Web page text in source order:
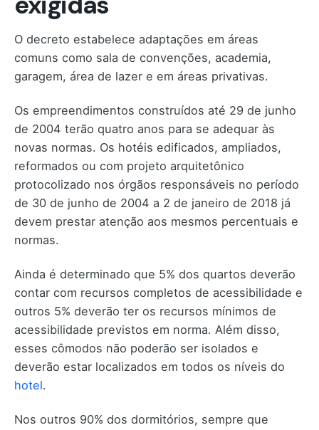
O decreto estabelece adaptações em áreas
comuns como sala de convenções, academia,
garagem, área de lazer e em áreas privativas.
Os empreendimentos construídos até 29 de junho
de 2004 terão quatro anos para se adequar às
novas normas. Os hotéis edificados, ampliados,
reformados ou com projeto arquitetônico
protocolizado nos órgãos responsáveis no período
de 30 de junho de 2004 a 2 de janeiro de 2018 já
devem prestar atenção aos mesmos percentuais e
normas.
Ainda é determinado que 5% dos quartos deverão
contar com recursos completos de acessibilidade e
outros 5% deverão ter os recursos mínimos de
acessibilidade previstos em norma. Além disso,
esses cômodos não poderão ser isolados e
deverão estar localizados em todos os níveis do
hotel.
Nos outros 90% dos dormitórios, sempre que